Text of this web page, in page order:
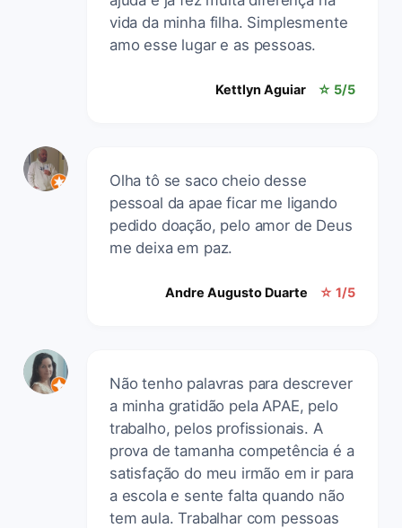
vida da minha filha. Simplesmente
amo esse lugar e as pessoas.
Kettlyn Aguiar ☆ 5/5
Olha tô se saco cheio desse
pessoal da apae ficar me ligando
pedido doação, pelo amor de Deus
me deixa em paz.
Andre Augusto Duarte ☆ 1/5
Não tenho palavras para descrever
a minha gratidão pela APAE, pelo
trabalho, pelos profissionais. A
prova de tamanha competência é a
satisfação do meu irmão em ir para
a escola e sente falta quando não
tem aula. Trabalhar com pessoas